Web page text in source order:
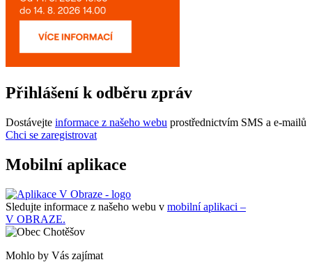
Přihlášení k odběru zpráv
Dostávejte informace z našeho webu prostřednictvím SMS a e-mailů
Chci se zaregistrovat
Mobilní aplikace
Sledujte informace z našeho webu v mobilní aplikaci –
V OBRAZE.
Mohlo by Vás zajímat